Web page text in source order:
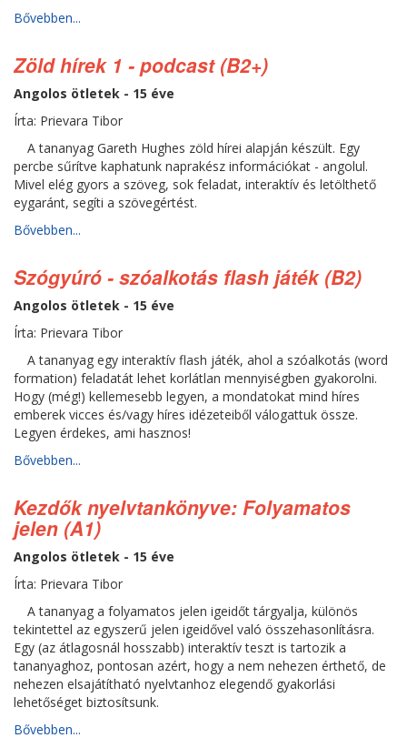
Bővebben...
Zöld hírek 1 - podcast (B2+)
Angolos ötletek - 15 éve
Írta: Prievara Tibor
A tananyag Gareth Hughes zöld hírei alapján készült. Egy
percbe sűrítve kaphatunk naprakész információkat - angolul.
Mivel elég gyors a szöveg, sok feladat, interaktív és letölthető
eygaránt, segíti a szövegértést.
Bővebben...
Szógyúró - szóalkotás flash játék (B2)
Angolos ötletek - 15 éve
Írta: Prievara Tibor
A tananyag egy interaktív flash játék, ahol a szóalkotás (word
formation) feladatát lehet korlátlan mennyiségben gyakorolni.
Hogy (még!) kellemesebb legyen, a mondatokat mind híres
emberek vicces és/vagy híres idézeteiből válogattuk össze.
Legyen érdekes, ami hasznos!
Bővebben...
Kezdők nyelvtankönyve: Folyamatos
jelen (A1)
Angolos ötletek - 15 éve
Írta: Prievara Tibor
A tananyag a folyamatos jelen igeidőt tárgyalja, különös
tekintettel az egyszerű jelen igeidővel való összehasonlításra.
Egy (az átlagosnál hosszabb) interaktív teszt is tartozik a
tananyaghoz, pontosan azért, hogy a nem nehezen érthető, de
nehezen elsajátítható nyelvtanhoz elegendő gyakorlási
lehetőséget biztosítsunk.
Bővebben...